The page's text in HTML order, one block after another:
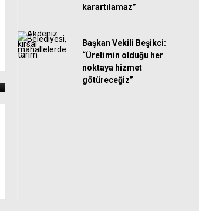
karartılamaz”
Başkan Vekili Beşikci:
“Üretimin olduğu her
noktaya hizmet
götüreceğiz”